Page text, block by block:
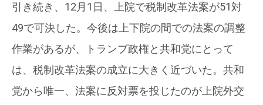
引き続き、12月1日、上院で税制改革法案が51対
49で可決した。今後は上下院の間での法案の調整
作業があるが、トランプ政権と共和党にとって
は、税制改革法案の成立に大きく近づいた。共和
党から唯一、法案に反対票を投じたのが上院外交